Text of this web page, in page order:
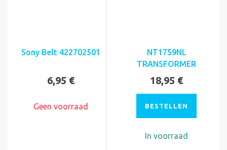
Sony Belt 422702501
6,95 €
Geen voorraad
NT1759NL
TRANSFORMER
18,95 €
BESTELLEN
In voorraad